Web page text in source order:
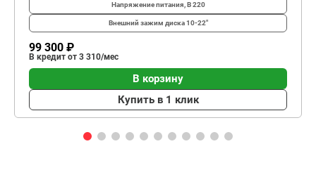
Напряжение питания, В220
Внешний зажим диска10-22"
99 300 ₽
В кредит от 3 310/мес
В корзину
Купить в 1 клик